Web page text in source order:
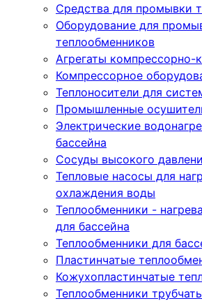
Средства для промывки
Оборудование для
теплообменников
Агрегаты компрессорно-
Компрессорное
Теплоносители для
Промышленные
Электрические
бассейна
Сосуды высокого
Тепловые насосы для
охлаждения воды
Теплообменники -
для бассейна
Теплообменники для
Пластинчатые
Кожухопластинчатые
Теплообменники